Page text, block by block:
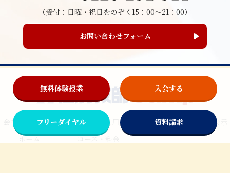
（受付：日曜・祝日をのぞく15：00～21：00）
お問い合わせフォーム
会社情報 個人情報保護方針 利用規約
特定商取引法に基づく表示
ホーム
コース・料金
無料体験授業 入会する
フリーダイヤル 資料請求